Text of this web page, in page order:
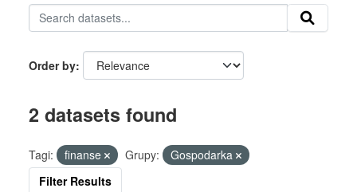
Order by
2 datasets found
Tagi: finanse Grupy:
Gospodarka
Filter Results